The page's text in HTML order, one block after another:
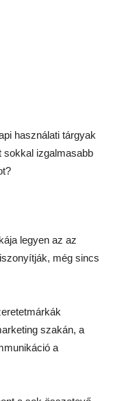
használati tárgyak
sokkal izgalmasabb
legyen az az
még sincs
szakán, a
a